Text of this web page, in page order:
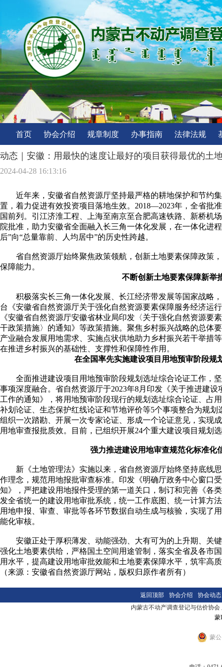
首页 协会介绍 规章制度 办事指南 法律法规
动态｜安徽：用最快的速度让最好的项目获得最优的土
2024-04-28 16:13:16
近年来，安徽省自然资源厅坚持最严格的耕地保护和节约
置，着力促进有效投资项目落地生效。2018—2023年，全省批
国前列。引江济淮工程、上海至南京至合肥高速铁路、新桥机
院批准，助力安徽省全面融入长三角一体化发展，在一体化进
后”向“总量靠前、人均居中”的历史性跨越。
省自然资源厅始终聚焦政策领航，创新土地要素保障政策
保障能力。
不断创新土地要素保障新举
积极落实长三角一体化发展、长江经济带发展等国家战略
台《安徽省自然资源厅关于强化自然资源要素保障服务经济运
《安徽省自然资源厅安徽省林业局印发〈关于强化自然资源要
干政策措施〉的通知》等政策措施。聚焦乡村振兴战略的总体
产业融合发展用地需求、实施点状供地助力乡村振兴若干举措
在推进乡村振兴的基础性、支撑性和保障性作用。
在全国率先实施建设项目用地预审阶段规
全面推进建设项目用地预审阶段规划选址综合论证工作，坚
事项深度融合。省自然资源厅于2023年8月印发《关于推进建
工作的通知》，将用地预审阶段现行的规划选址综合论证、占
补划论证、生态保护红线论证和节地评价等5个事项整合为规
组织一次踏勘、开展一次专家论证、形成一个论证意见，实现
用地审查报批质效。目前，已组织开展24个重大建设项目规划
强力推进建设用地审查规范化标准化
新《土地管理法》实施以来，省自然资源厅始终坚持底线思
作理念，规范用地报批审查标准。印发《明确厅政务中心窗口
知》，严把建设用地报件受理的第一道关口，制订和完善《各
发全省统一的建设用地审批系统，统一工作底图、统一计算方
用地申报、审查、审批等各环节数据自动生成与核验，实现了
能化审核。
安徽正处于厚积薄发、动能强劲、大有可为的上升期、关
强化土地要素供给，严格国土空间用途管制，落实全省及各市
用水平，提高建设用地审批效能和土地要素保障水平，筑牢高
（来源：安徽省自然资源厅网站，版权归原作者所有）
返回顶部 协会介绍
协会动态
内蒙古不动产调查登记与估价协
蒙
蒙公